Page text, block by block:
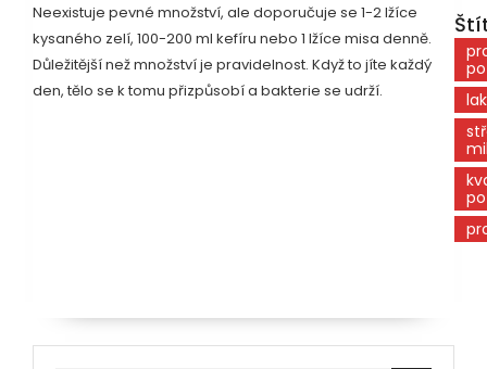
Neexistuje pevné množství, ale doporučuje se 1-2 lžíce
kysaného zelí, 100-200 ml kefíru nebo 1 lžíce misa denně.
Důležitější než množství je pravidelnost. Když to jíte každý
den, tělo se k tomu přizpůsobí a bakterie se udrží.